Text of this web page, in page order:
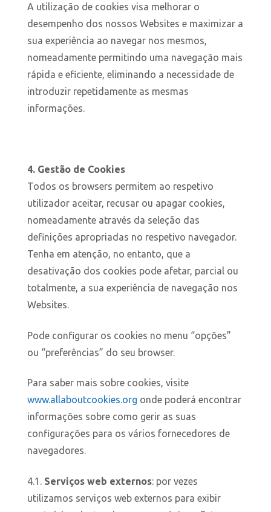
A utilização de cookies visa melhorar o
desempenho dos nossos Websites e maximizar a
sua experiência ao navegar nos mesmos,
nomeadamente permitindo uma navegação mais
rápida e eficiente, eliminando a necessidade de
introduzir repetidamente as mesmas
informações.
4. Gestão de Cookies
Todos os browsers permitem ao respetivo
utilizador aceitar, recusar ou apagar cookies,
nomeadamente através da seleção das
definições apropriadas no respetivo navegador.
Tenha em atenção, no entanto, que a
desativação dos cookies pode afetar, parcial ou
totalmente, a sua experiência de navegação nos
Websites.
Pode configurar os cookies no menu “opções”
ou “preferências” do seu browser.
Para saber mais sobre cookies, visite
www.allaboutcookies.org onde poderá encontrar
informações sobre como gerir as suas
configurações para os vários fornecedores de
navegadores.
4.1. Serviços web externos: por vezes
utilizamos serviços web externos para exibir